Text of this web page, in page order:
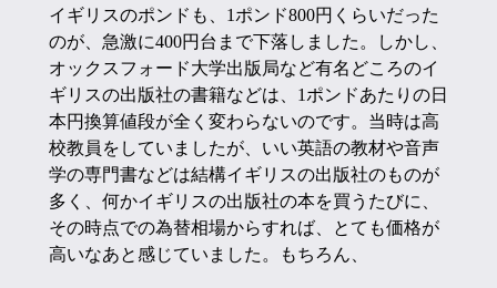
イギリスのポンドも、1ポンド800円くらいだった
のが、急激に400円台まで下落しました。しかし、
オックスフォード大学出版局など有名どころのイ
ギリスの出版社の書籍などは、1ポンドあたりの日
本円換算値段が全く変わらないのです。当時は高
校教員をしていましたが、いい英語の教材や音声
学の専門書などは結構イギリスの出版社のものが
多く、何かイギリスの出版社の本を買うたびに、
その時点での為替相場からすれば、とても価格が
高いなあと感じていました。もちろん、